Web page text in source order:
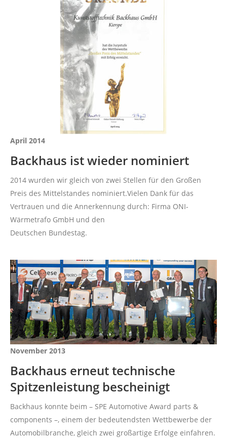
April 2014
Backhaus ist wieder nominiert
2014 wurden wir gleich von zwei Stellen für den Großen
Preis des Mittelstandes nominiert.Vielen Dank für das
Vertrauen und die Annerkennung durch: Firma ONI-
Wärmetrafo GmbH und den
Deutschen Bundestag.
November 2013
Backhaus erneut technische
Spitzenleistung bescheinigt
Backhaus konnte beim – SPE Automotive Award parts &
components –, einem der bedeutendsten Wettbewerbe der
Automobilbranche, gleich zwei großartige Erfolge einfahren.